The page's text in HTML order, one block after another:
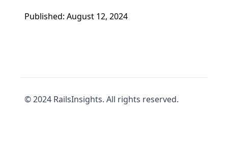
Published: August 12, 2024
© 2024 RailsInsights. All rights reserved.